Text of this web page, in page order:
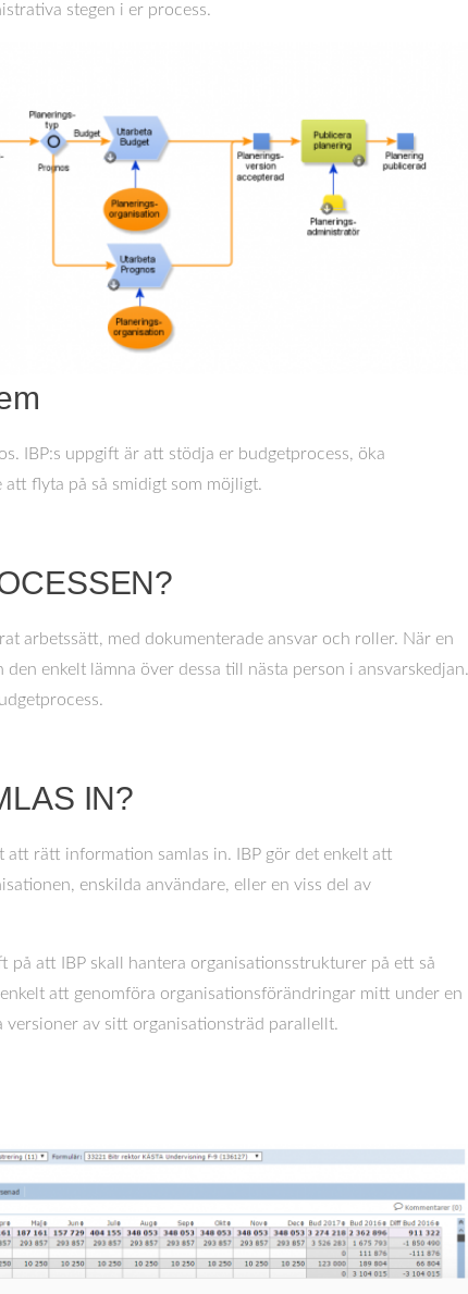
stegen i er process.
IBP:s uppgift är att stödja er budgetprocess, öka
flyta på så smidigt som möjligt.
arbetssätt, med dokumenterade ansvar och roller. När en
enkelt lämna över dessa till nästa person i ansvarskedjan.
IN?
rätt information samlas in. IBP gör det enkelt att
enskilda användare, eller en viss del av
att IBP skall hantera organisationsstrukturer på ett så
att genomföra organisationsförändringar mitt under en
av sitt organisationsträd parallellt.